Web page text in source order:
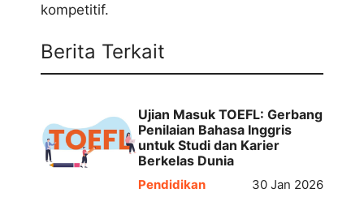
kompetitif.
Berita Terkait
Ujian Masuk TOEFL: Gerbang
Penilaian Bahasa Inggris
untuk Studi dan Karier
Berkelas Dunia
Pendidikan 30 Jan 2026